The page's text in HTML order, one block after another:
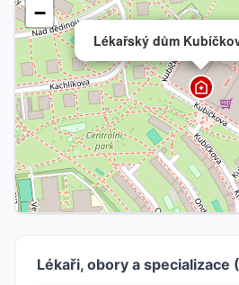
Lékařský dům
−
Lékaři, obory a specializace